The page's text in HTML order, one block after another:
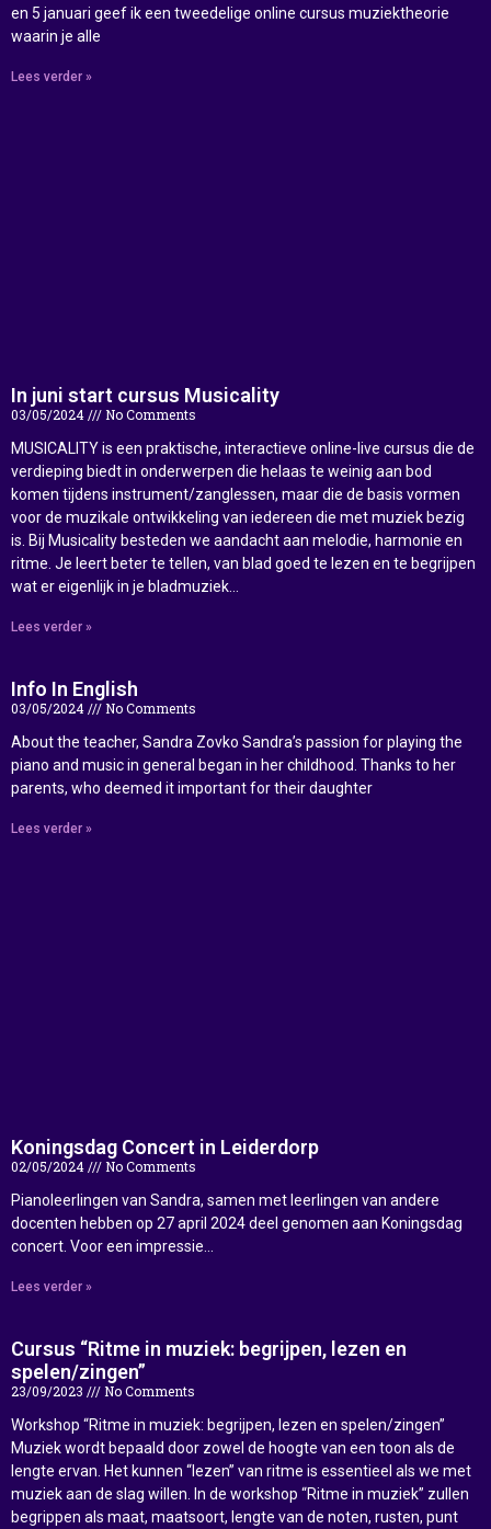
en 5 januari geef ik een tweedelige online cursus muziektheorie
waarin je alle
Lees verder »
In juni start cursus Musicality
03/05/2024
No Comments
MUSICALITY is een praktische, interactieve online-live cursus die de
verdieping biedt in onderwerpen die helaas te weinig aan bod
komen tijdens instrument/zanglessen, maar die de basis vormen
voor de muzikale ontwikkeling van iedereen die met muziek bezig
is. Bij Musicality besteden we aandacht aan melodie, harmonie en
ritme. Je leert beter te tellen, van blad goed te lezen en te begrijpen
wat er eigenlijk in je bladmuziek…
Lees verder »
Info In English
03/05/2024
No Comments
About the teacher, Sandra Zovko Sandra’s passion for playing the
piano and music in general began in her childhood. Thanks to her
parents, who deemed it important for their daughter
Lees verder »
Koningsdag Concert in Leiderdorp
02/05/2024
No Comments
Pianoleerlingen van Sandra, samen met leerlingen van andere
docenten hebben op 27 april 2024 deel genomen aan Koningsdag
concert. Voor een impressie…
Lees verder »
Cursus “Ritme in muziek: begrijpen, lezen en
spelen/zingen”
23/09/2023
No Comments
Workshop “Ritme in muziek: begrijpen, lezen en spelen/zingen”
Muziek wordt bepaald door zowel de hoogte van een toon als de
lengte ervan. Het kunnen “lezen” van ritme is essentieel als we met
muziek aan de slag willen. In de workshop “Ritme in muziek” zullen
begrippen als maat, maatsoort, lengte van de noten, rusten, punt